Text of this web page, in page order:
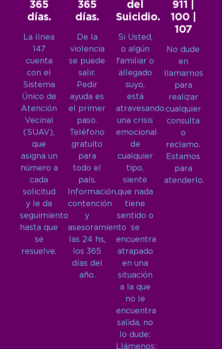
365
días.
La línea
147
cuenta
con el
Sistema
Único de
Atención
Vecinal
(SUAV),
que
asigna un
número a
cada
solicitud
y le da
seguimiento
hasta que
se
resuelve.
365
días.
De la
violencia
se puede
salir.
Pedir
ayuda es
el primer
paso.
Teléfono
gratuito
para
todo el
país.
Información,
contención
y
asesoramiento
las 24 hs,
los 365
días del
año.
del
Suicidio.
Si Usted,
o algún
familiar o
allegado
suyo,
está
atravesando
una crisis
emocional
de
cualquier
tipo,
siente
que nada
tiene
sentido o
se
encuentra
atrapado
en una
situación
a la que
no le
encuentra
salida, no
lo dude:
Llámenos:
911 |
100 |
107
No dude
en
llamarnos
para
realizar
cualquier
consulta
o
reclamo.
Estamos
para
atenderlo.